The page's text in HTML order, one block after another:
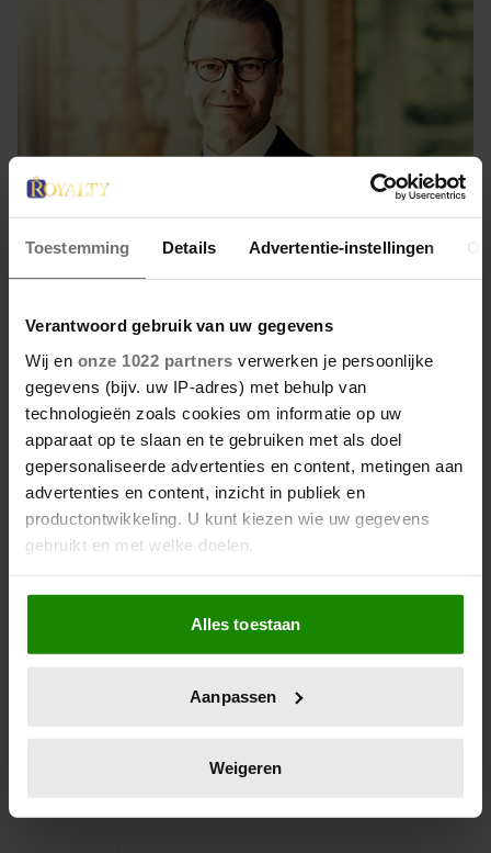
Toestemming Details Advertentie-instellingen
Verantwoord gebruik van uw gegevens
Wij en onze 1022 partners verwerken je persoonlijke
gegevens (bijv. uw IP-adres) met behulp van
technologieën zoals cookies om informatie op uw
apparaat op te slaan en te gebruiken met als doel
gepersonaliseerde advertenties en content, metingen aan
advertenties en content, inzicht in publiek en
productontwikkeling. U kunt kiezen wie uw gegevens
gebruikt en met welke doelen.
Als u het toestaat, willen we ook graag:
Informatie verzamelen over uw geografische
locatie, die tot een paar meter nauwkeurig kan zijn
scannen op specifieke eigenschappen (fingerprinting)
verwerkt en stel uw voorkeuren in het
intrekken in de Cookieverklaring.
Alles toestaan
Aanpassen
Weigeren
13 april 2023
FEITJES & WEETJES OVER
DANIEL VAN ZWEDEN
Victoria en hij vierden onlangs hun 10-jarig
huwelijk. Hij is zelf niet van adel. Wat weten we
verder eigenlijk zoal over Daniel van Zweden?